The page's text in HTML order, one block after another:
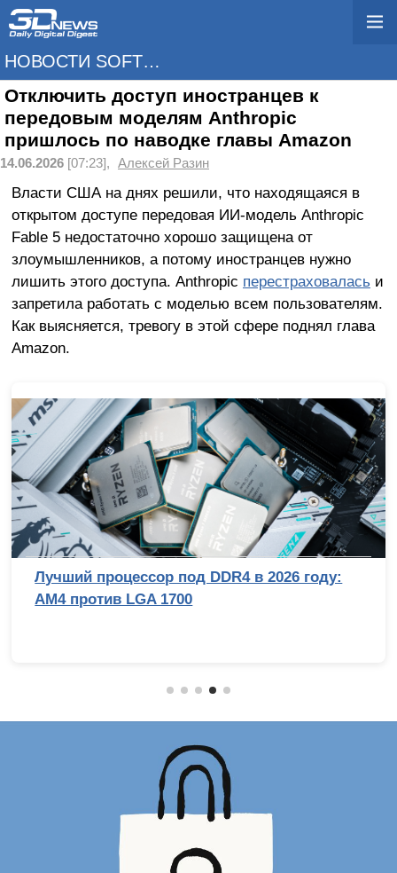
НОВОСТИ SOFTWARE
Отключить доступ иностранцев к
передовым моделям Anthropic
пришлось по наводке главы Amazon
14.06.2026 [07:23], Алексей Разин
Власти США на днях решили, что находящаяся в
открытом доступе передовая ИИ-модель Anthropic
Fable 5 недостаточно хорошо защищена от
злоумышленников, а потому иностранцев нужно
лишить этого доступа. Anthropic перестраховалась и
запретила работать с моделью всем пользователям.
Как выясняется, тревогу в этой сфере поднял глава
Amazon.
Лучший процессор под DDR4 в 2026 году:
AM4 против LGA 1700